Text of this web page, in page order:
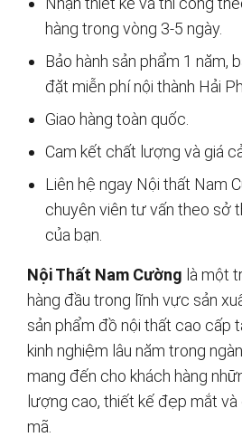
hàng trong vòng 3-5 ngày.
Bảo hành sản phẩm 1 năm,
đặt miễn phí nội thành Hải
Giao hàng toàn quốc.
Cam kết chất lượng và giá
Liên hệ ngay Nội thất Nam
chuyên viên tư vấn theo sở
của bạn.
Nội Thất Nam Cường là một
hàng đầu trong lĩnh vực sản
sản phẩm đồ nội thất cao cấp
kinh nghiệm lâu năm trong
mang đến cho khách hàng
lượng cao, thiết kế đẹp mắt và
mã.